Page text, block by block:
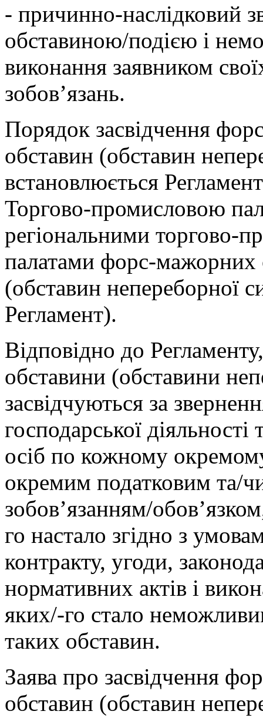
- причинно-наслідковий
обставиною/подією і
виконання заявником
зобов’язань.
Порядок засвідчення
обставин (обставин
встановлюється
Торгово-промисловою
регіональними торгово-
палатами форс-мажорних
(обставин непереборної
Регламент).
Відповідно до
обставини (обставини
засвідчуються за
господарської
осіб по кожному
окремим податковим та/
зобов’язанням/
го настало згідно з
контракту, угоди,
нормативних актів і
яких/-го стало
таких обставин.
Заява про засвідчення
обставин (обставин